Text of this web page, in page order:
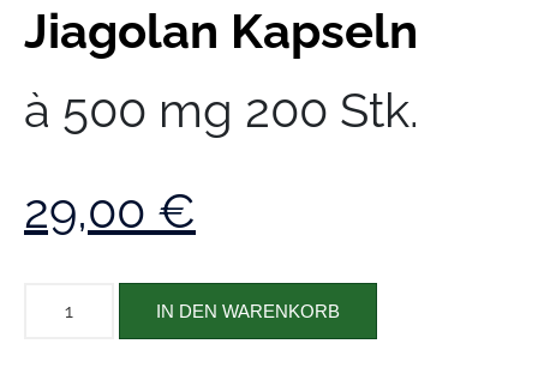
Jiagolan Kapseln
à 500 mg 200 Stk.
29,00 €
IN DEN WARENKORB